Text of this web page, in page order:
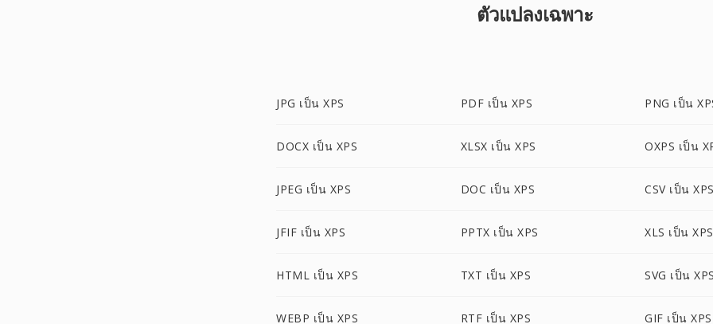
ตัวแปลงเฉพาะ
JPG เป็น XPS PDF เป็น XPS PNG เป็น
DOCX เป็น XPS XLSX เป็น XPS OXPS เป็น
JPEG เป็น XPS DOC เป็น XPS CSV เป็น XPS
JFIF เป็น XPS PPTX เป็น XPS XLS เป็น XPS
HTML เป็น XPS TXT เป็น XPS SVG เป็น XPS
WEBP เป็น XPS RTF เป็น XPS GIF เป็น XPS